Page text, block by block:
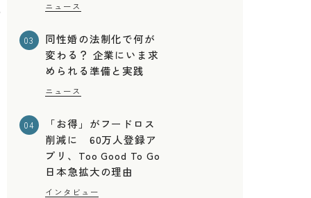
ニュース
03
同性婚の法制化で何が
変わる？ 企業にいま求
められる準備と実践
ニュース
04
「お得」がフードロス
削減に 60万人登録ア
プリ、Too Good To Go
日本急拡大の理由
インタビュー